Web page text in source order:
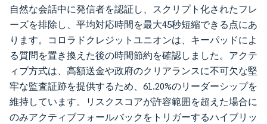
自然な会話中に発信者を認証し、スクリプト化されたフレ
ーズを排除し、平均対応時間を最大45秒短縮できる点にあ
ります。コロラドクレジットユニオンは、キーパッドによ
る質問を置き換えた後の時間節約を確認しました。アクテ
ィブ方式は、高額送金や政府のクリアランスに不可欠な堅
牢な監査証跡を提供するため、61.20%のリーダーシップを
維持しています。リスクスコアが許容範囲を超えた場合に
のみアクティブフォールバックをトリガーするハイブリッ